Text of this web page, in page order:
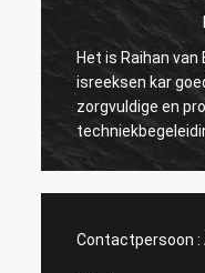
overdracht
De
aan
Hallo,
te
Contactpersoon :